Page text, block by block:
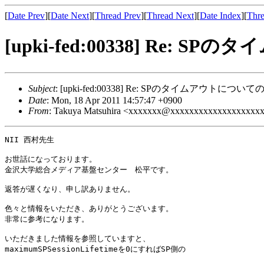
[Date Prev][Date Next][Thread Prev][Thread Next][Date Index][
[upki-fed:00338] Re: SPのタ
Subject: [upki-fed:00338] Re: SPのタイムアウトについて
Date: Mon, 18 Apr 2011 14:57:47 +0900
From: Takuya Matsuhira
NII 西村先生
お世話になっております。
金沢大学総合メディア基盤センター　松平です。
返答が遅くなり、申し訳ありません。
色々と情報をいただき、ありがとうございます。
非常に参考になります。
いただきました情報を参照していますと、
maximumSPSessionLifetimeを0にすればSP側の